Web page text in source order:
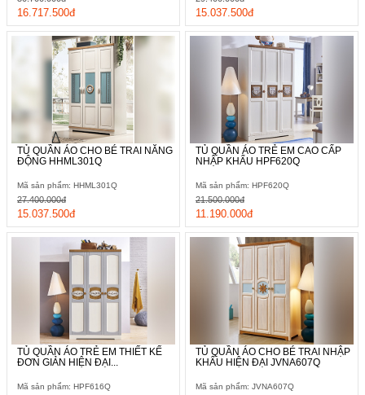
16.717.500đ 15.037.500đ
TỦ QUẦN ÁO CHO BÉ TRAI NĂNG
ĐỘNG HHML301Q
Mã sản phẩm: HHML301Q
15.037.500đ
27.400.000đ
TỦ QUẦN ÁO TRẺ EM CAO CẤP
NHẬP KHẨU HPF620Q
Mã sản phẩm: HPF620Q
11.190.000đ
21.500.000đ
TỦ QUẦN ÁO TRẺ EM THIẾT KẾ
ĐƠN GIẢN HIỆN ĐẠI...
Mã sản phẩm: HPF616Q
TỦ QUẦN ÁO CHO BÉ TRAI NHẬP
KHẨU HIỆN ĐẠI JVNA607Q
Mã sản phẩm: JVNA607Q